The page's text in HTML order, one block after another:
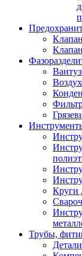
Круги
Трубы,